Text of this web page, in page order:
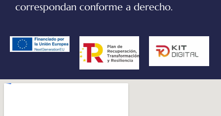
correspondan conforme a derecho.